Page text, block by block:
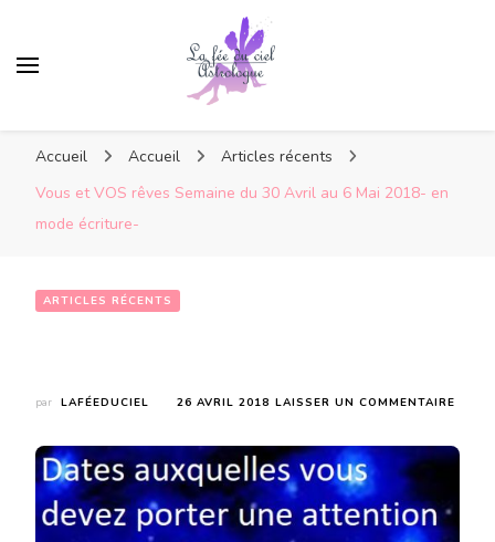
Accueil Accueil
Articles récents
Vous et VOS rêves Semaine du 30 Avril au 6 Mai 2018- en
mode écriture-
ARTICLES RÉCENTS
par LAFÉEDUCIEL 26 AVRIL 2018 LAISSER UN COMMENTAIRE
VOS